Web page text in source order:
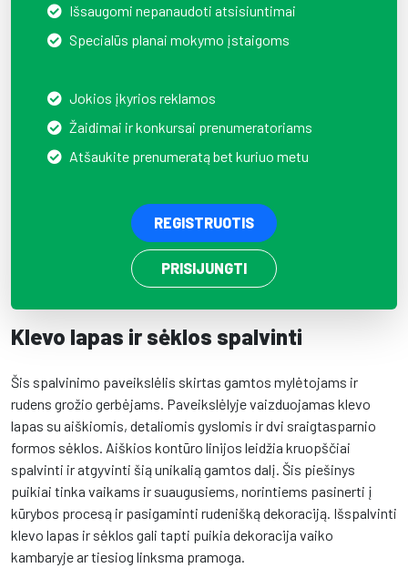
Išsaugomi nepanaudoti atsisiuntimai
Specialūs planai mokymo įstaigoms
Jokios įkyrios reklamos
Žaidimai ir konkursai prenumeratoriams
Atšaukite prenumeratą bet kuriuo metu
REGISTRUOTIS
PRISIJUNGTI
Klevo lapas ir sėklos spalvinti
Šis spalvinimo paveikslėlis skirtas gamtos mylėtojams ir
rudens grožio gerbėjams. Paveikslėlyje vaizduojamas klevo
lapas su aiškiomis, detaliomis gyslomis ir dvi sraigtasparnio
formos sėklos. Aiškios kontūro linijos leidžia kruopščiai
spalvinti ir atgyvinti šią unikalią gamtos dalį. Šis piešinys
puikiai tinka vaikams ir suaugusiems, norintiems pasinerti į
kūrybos procesą ir pasigaminti rudenišką dekoraciją. Išspalvinti
klevo lapas ir sėklos gali tapti puikia dekoracija vaiko
kambaryje ar tiesiog linksma pramoga.